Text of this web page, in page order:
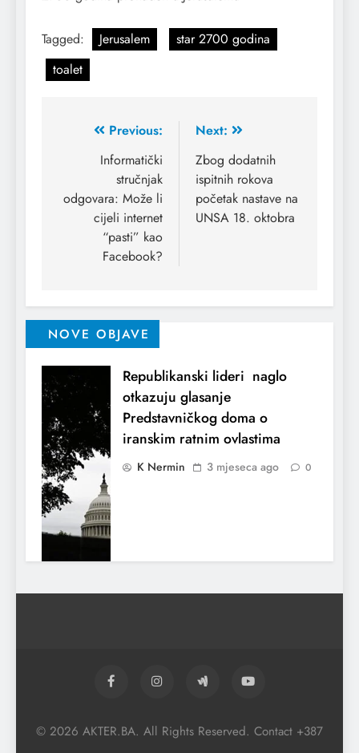
Tagged: Jerusalem
star 2700 godina
toalet
Previous:
Informatički
stručnjak
odgovara: Može li
cijeli internet
“pasti” kao
Facebook?
Next:
Zbog dodatnih
ispitnih rokova
početak nastave na
UNSA 18. oktobra
NOVE OBJAVE
Republikanski lideri naglo
otkazuju glasanje
Predstavničkog doma o
iranskim ratnim ovlastima
K Nermin 3 mjeseca ago 0
El Nino utiče na živote stotina miliona
K Nermin 3 mjeseca ago 0
© 2026 AKTER.BA. All Rights Reserved. Contact +387